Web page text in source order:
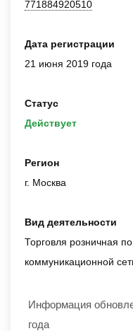
771884920510
Дата регистрации
21 июня 2019 года
Статус
Действует
Регион
г. Москва
Вид деятельности
Торговля розничная
коммуникационной
Информация
года